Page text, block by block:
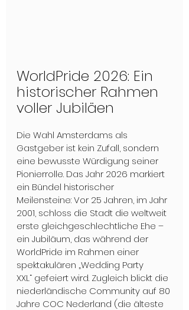
WorldPride 2026: Ein
historischer Rahmen
voller Jubiläen
Die Wahl Amsterdams als
Gastgeber ist kein Zufall, sondern
eine bewusste Würdigung seiner
Pionierrolle. Das Jahr 2026 markiert
ein Bündel historischer
Meilensteine: Vor 25 Jahren, im Jahr
2001, schloss die Stadt die weltweit
erste gleichgeschlechtliche Ehe –
ein Jubiläum, das während der
WorldPride im Rahmen einer
spektakulären „Wedding Party
XXL“ gefeiert wird. Zugleich blickt die
niederländische Community auf 80
Jahre COC Nederland (die älteste